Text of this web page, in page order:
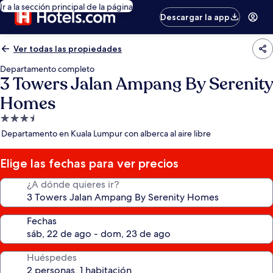
Ir a la sección principal de la página
Descargar la app
Ver todas las propiedades
Departamento completo
3 Towers Jalan Ampang By Serenity
Homes
Propiedad
de
estrellas
Departamento en Kuala Lumpur con alberca al aire libre
Elige las fechas para ver precios
¿A dónde quieres ir?
Fechas
Huéspedes